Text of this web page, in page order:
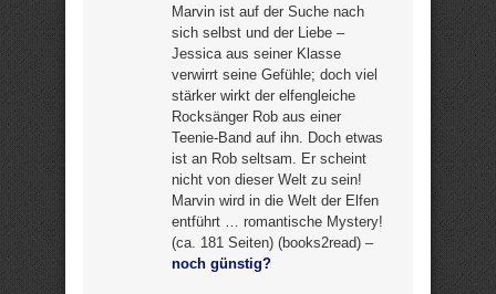
Marvin ist auf der Suche nach
sich selbst und der Liebe –
Jessica aus seiner Klasse
verwirrt seine Gefühle; doch viel
stärker wirkt der elfengleiche
Rocksänger Rob aus einer
Teenie-Band auf ihn. Doch etwas
ist an Rob seltsam. Er scheint
nicht von dieser Welt zu sein!
Marvin wird in die Welt der Elfen
entführt … romantische Mystery!
(ca. 181 Seiten) (books2read) –
noch günstig?